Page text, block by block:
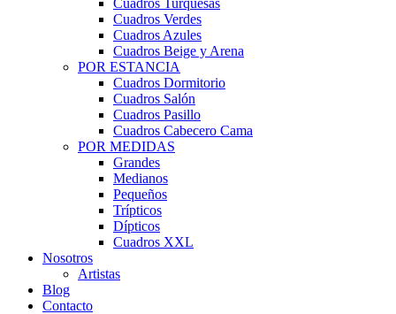
Cuadros Turquesas
Cuadros Verdes
Cuadros Azules
Cuadros Beige y Arena
POR ESTANCIA
Cuadros Dormitorio
Cuadros Salón
Cuadros Pasillo
Cuadros Cabecero Cama
POR MEDIDAS
Grandes
Medianos
Pequeños
Trípticos
Dípticos
Cuadros XXL
Nosotros
Artistas
Blog
Contacto